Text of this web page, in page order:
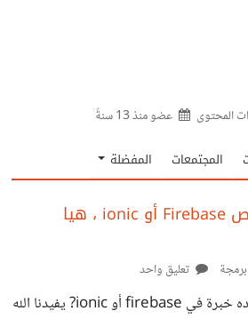
عضو منذ13 سنةً
المجتمعات المفضلة
استفسار بخصوص Firebase أو ionic ، هيا
برمجة تعليق واحد
سلام عليكم احد عنده خبرة في firebase أو ionic? يفيدنا الله